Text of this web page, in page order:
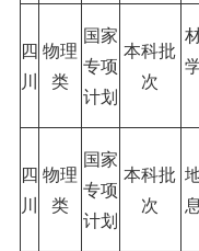
四
川
物理
类
国家
专项
计划
本科批
次
四
川
物理
类
国家
专项
计划
本科批
次